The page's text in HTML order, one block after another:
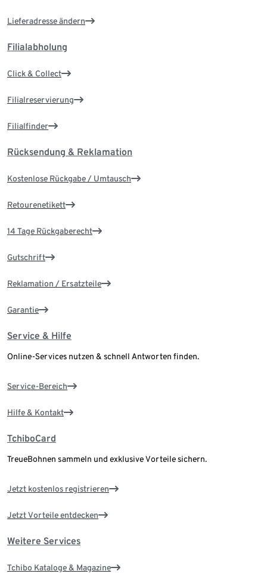
Lieferadresse ändern
Filialabholung
Click & Collect
Filialreservierung
Filialfinder
Rücksendung & Reklamation
Kostenlose Rückgabe / Umtausch
Retourenetikett
14 Tage Rückgaberecht
Gutschrift
Reklamation / Ersatzteile
Garantie
Service & Hilfe
Online-Services nutzen & schnell Antworten finden.
Service-Bereich
Hilfe & Kontakt
TchiboCard
TreueBohnen sammeln und exklusive Vorteile sichern.
Jetzt kostenlos registrieren
Jetzt Vorteile entdecken
Weitere Services
Tchibo Kataloge & Magazine